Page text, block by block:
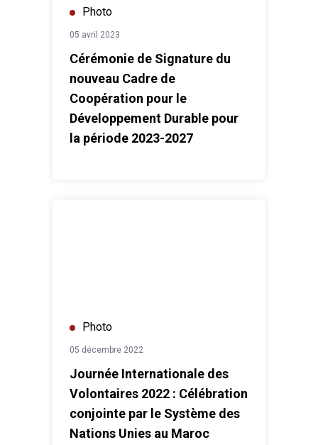
Photo
05 avril 2023
Cérémonie de Signature du
nouveau Cadre de
Coopération pour le
Développement Durable pour
la période 2023-2027
Photo
05 décembre 2022
Journée Internationale des
Volontaires 2022 : Célébration
conjointe par le Système des
Nations Unies au Maroc